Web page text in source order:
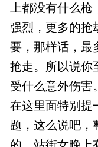
上都没有什么
强烈，更多的抢
要，那样话，最
抢走。所以说你
受什么意外伤害。
在这里面特别提
题，这么说吧，